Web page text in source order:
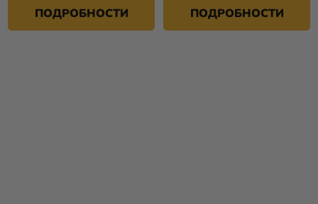
ПОДРОБНОСТИ ПОДРОБНОСТИ